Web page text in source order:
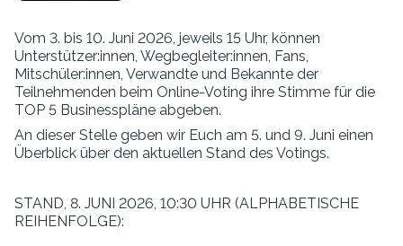
Vom 3. bis 10. Juni 2026, jeweils 15 Uhr, können
Unterstützer:innen, Wegbegleiter:innen, Fans,
Mitschüler:innen, Verwandte und Bekannte der
Teilnehmenden beim Online-Voting ihre Stimme für die
TOP 5 Businesspläne abgeben.
An dieser Stelle geben wir Euch am 5. und 9. Juni einen
Überblick über den aktuellen Stand des Votings.
STAND, 8. JUNI 2026, 10:30 UHR (ALPHABETISCHE
REIHENFOLGE):